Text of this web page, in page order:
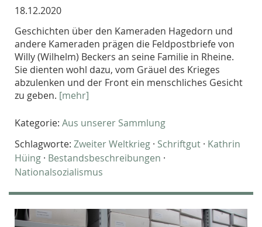
18.12.2020
Geschichten über den Kameraden Hagedorn und
andere Kameraden prägen die Feldpostbriefe von
Willy (Wilhelm) Beckers an seine Familie in Rheine.
Sie dienten wohl dazu, vom Gräuel des Krieges
abzulenken und der Front ein menschliches Gesicht
zu geben. [mehr]
Kategorie: Aus unserer Sammlung
Schlagworte: Zweiter Weltkrieg · Schriftgut · Kathrin
Hüing · Bestandsbeschreibungen ·
Nationalsozialismus